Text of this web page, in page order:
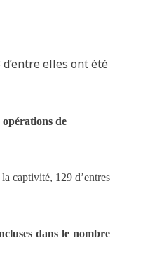
elles ont été
opérations de
captivité, 129 d’entres
dans le nombre